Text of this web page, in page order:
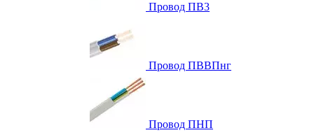
Провод ПВ3
Провод ПВВПнг
Провод ПНП